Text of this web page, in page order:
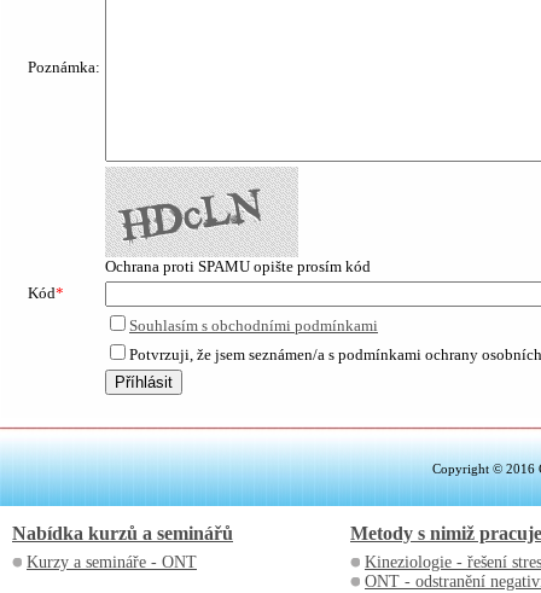
Poznámka:
Ochrana proti SPAMU opište prosím kód
Kód*
Souhlasím s obchodními podmínkami
Potvrzuji, že jsem seznámen/a s podmínkami ochrany
Copyright © 2016
Nabídka kurzů a seminářů Metody s nimiž
Kurzy a semináře - ONT
Kineziologie - řešení
ONT - odstranění